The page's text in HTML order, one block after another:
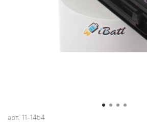
арт. 11-1454